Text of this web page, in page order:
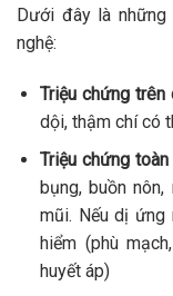
Dưới đây là
nghệ:
Triệu chứng trên
dội, thậm chí có
Triệu chứng toàn
bụng, buồn
mũi. Nếu dị ứng
hiểm (phù
huyết áp)